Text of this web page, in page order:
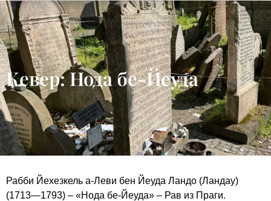
Кевер: Нода бе-Йеуда
Рабби Йехезкель а-Леви бен Йеуда Ландо (Ландау)
(1713—1793) – «Нода бе-Йеуда» – Рав из Праги.